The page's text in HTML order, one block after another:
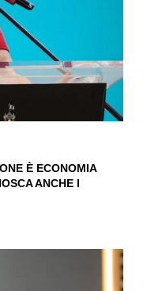
È ECONOMIA
ANCHE I